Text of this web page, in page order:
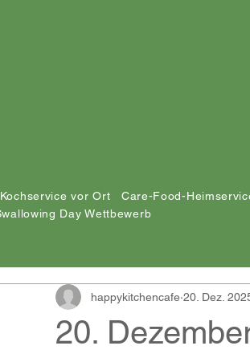
vor Ort Care-Food-
Day Wettbewerb
20.
happykitchencafe 20. Dez.